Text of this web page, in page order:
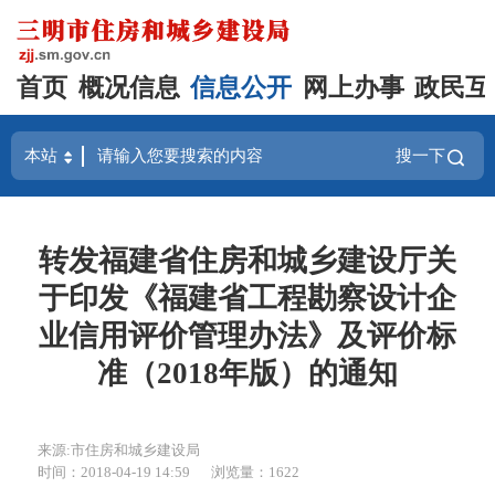
首页 概况信息 信息公开 网上办事 政民
搜一下
转发福建省住房和城乡建设厅关
于印发《福建省工程勘察设计企
业信用评价管理办法》及评价标
准（2018年版）的通知
来源:市住房和城乡建设局
时间：2018-04-19 14:59
浏览量：1622